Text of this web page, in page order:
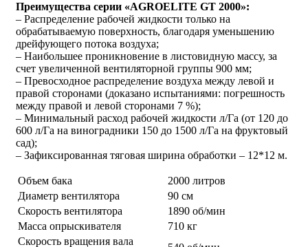
Преимущества серии «AGROELITE GT 2000»:
– Распределение рабочей жидкости только на
обрабатываемую поверхность, благодаря уменьшению
дрейфующего потока воздуха;
– Наибольшее проникновение в листовидную массу, за
счет увеличенной вентиляторной группы 900 мм;
– Превосходное распределение воздуха между левой и
правой сторонами (доказано испытаниями: погрешность
между правой и левой сторонами 7 %);
– Минимальный расход рабочей жидкости л/Га (от 120 до
600 л/Га на виноградники 150 до 1500 л/Га на фруктовый
сад);
– Зафиксированная тяговая ширина обработки – 12*12 м.
Объем бака
2000 литров
Диаметр вентилятора
90 см
Скорость вентилятора
1890 об/мин
Масса опрыскивателя
710 кг
Скорость вращения вала